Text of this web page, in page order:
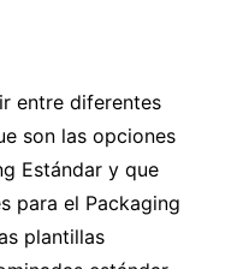
entre diferentes
son las opciones
Estándar y que
para el Packaging
plantillas